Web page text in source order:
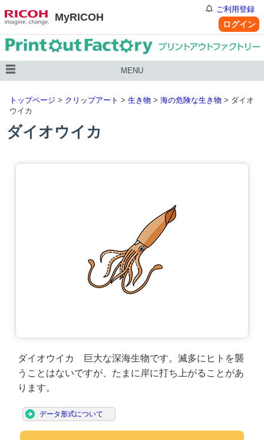
MyRICOH
ご利用登録
ログイン
MENU
トップページ > クリップアート > 生き物 > 海の危険な生き物 > ダイオ
ウイカ
ダイオウイカ
ダイオウイカ 巨大な深海生物です。滅多にヒトを襲
うことはないですが、たまに岸に打ち上がることがあ
ります。
データ形式について